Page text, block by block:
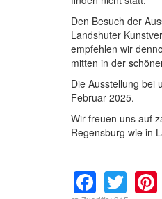
Den Besuch der
Landshuter
empfehlen wir
mitten in der
Die Ausstellung bei
Februar 2025.
Wir freuen uns auf
Regensburg wie in